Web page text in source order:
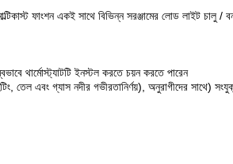
ফাংশন একই সাথে বিভিন্ন সরঞ্জামের লোড লাইট চালু /
থার্মোস্ট্যাটটি ইনস্টল করতে চয়ন করতে পারেন
তেল এবং গ্যাস নদীর গভীরতানির্ণয়), অনুরাগীদের সাথে)